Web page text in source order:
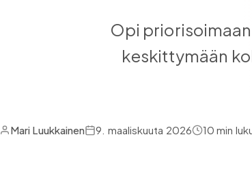
Opi
keskittymään
ICE-priorisointi pisteyttää kasvuideat
Mari Luukkainen 9. maaliskuuta 2026 10 min